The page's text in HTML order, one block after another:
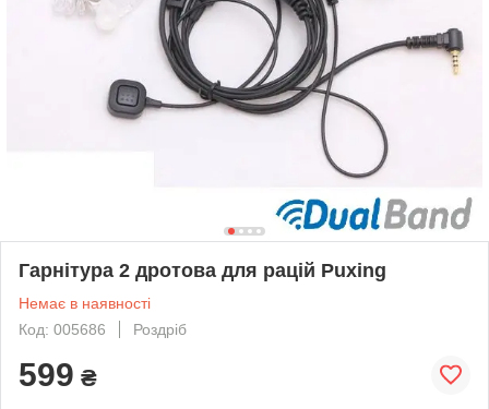
Гарнітура 2 дротова для рацій Puxing
Немає в наявності
Код: 005686
Роздріб
599 ₴